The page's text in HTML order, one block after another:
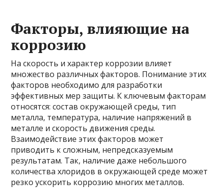
Факторы, влияющие на
коррозию
На скорость и характер коррозии влияет
множество различных факторов. Понимание этих
факторов необходимо для разработки
эффективных мер защиты. К ключевым факторам
относятся: состав окружающей среды, тип
металла, температура, наличие напряжений в
металле и скорость движения среды.
Взаимодействие этих факторов может
приводить к сложным, непредсказуемым
результатам. Так, наличие даже небольшого
количества хлоридов в окружающей среде может
резко ускорить коррозию многих металлов.